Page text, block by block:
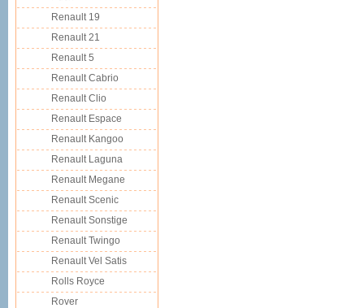
Renault 19
Renault 21
Renault 5
Renault Cabrio
Renault Clio
Renault Espace
Renault Kangoo
Renault Laguna
Renault Megane
Renault Scenic
Renault Sonstige
Renault Twingo
Renault Vel Satis
Rolls Royce
Rover